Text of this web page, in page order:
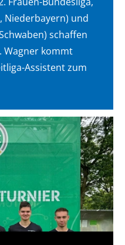
Niederbayern) und
schaffen
Wagner kommt
Assistent zum